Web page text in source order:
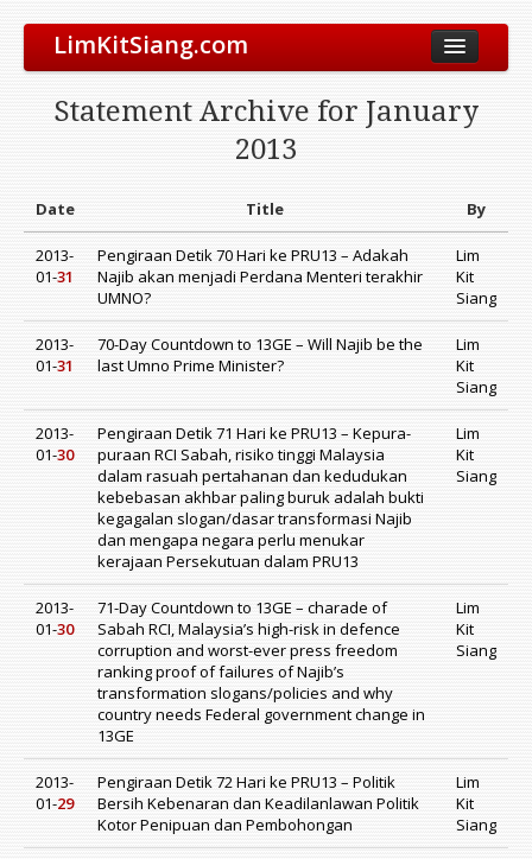
LimKitSiang.com
Blog
Archive
Donate to DAP
Statement Archive for January
2013
Date Title By
2013-
01-31
Pengiraan Detik 70 Hari ke PRU13 – Adakah
Najib akan menjadi Perdana Menteri terakhir
UMNO?
Lim
Kit
Siang
2013-
01-31
70-Day Countdown to 13GE – Will Najib be the
last Umno Prime Minister?
Lim
Kit
Siang
2013-
01-30
Pengiraan Detik 71 Hari ke PRU13 – Kepura-
puraan RCI Sabah, risiko tinggi Malaysia
dalam rasuah pertahanan dan kedudukan
kebebasan akhbar paling buruk adalah bukti
kegagalan slogan/dasar transformasi Najib
dan mengapa negara perlu menukar
kerajaan Persekutuan dalam PRU13
Lim
Kit
Siang
2013-
01-30
71-Day Countdown to 13GE – charade of
Sabah RCI, Malaysia’s high-risk in defence
corruption and worst-ever press freedom
ranking proof of failures of Najib’s
transformation slogans/policies and why
country needs Federal government change in
13GE
Lim
Kit
Siang
2013-
01-29
Pengiraan Detik 72 Hari ke PRU13 – Politik
Bersih Kebenaran dan Keadilanlawan Politik
Kotor Penipuan dan Pembohongan
Lim
Kit
Siang